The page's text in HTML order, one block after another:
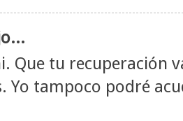
Que tu recuperación
Yo tampoco podré